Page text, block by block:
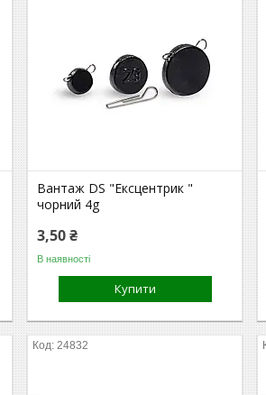
Вантаж DS "Ексцентрик "
чорний 4g
3,50 ₴
В наявності
Купити
24832